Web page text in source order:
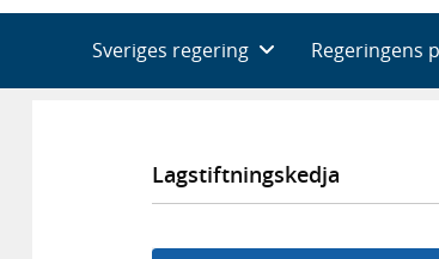
Sveriges regering Regeringens
Lagstiftningskedja